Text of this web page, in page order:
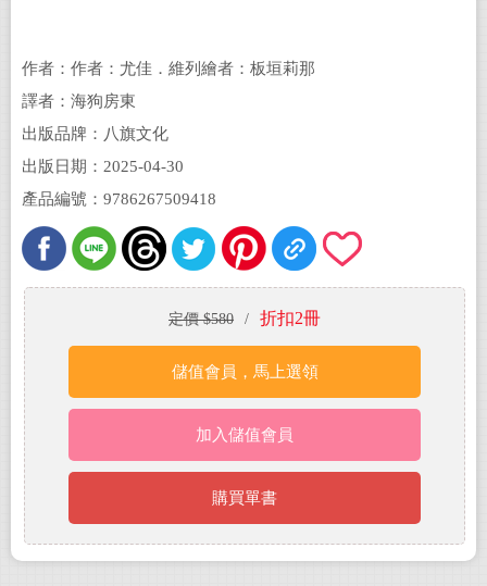
作者：作者：尤佳．維列繪者：板垣莉那
譯者：海狗房東
出版品牌：八旗文化
出版日期：2025-04-30
產品編號：9786267509418
定價 $580 / 折扣2冊
儲值會員，馬上選領
加入儲值會員
購買單書